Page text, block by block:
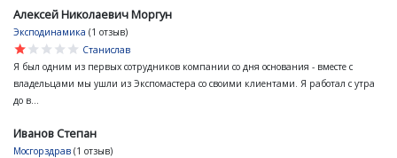
Алексей Николаевич Моргун
Эксподинамика (1 отзыв)
star
star
star
star
star
Станислав
Я был одним из первых сотрудников компании со дня основания - вместе с
владельцами мы ушли из Экспомастера со своими клиентами. Я работал с утра
до в...
Иванов Степан
Мосгорздрав (1 отзыв)